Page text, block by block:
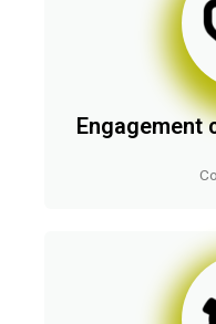
Engagement